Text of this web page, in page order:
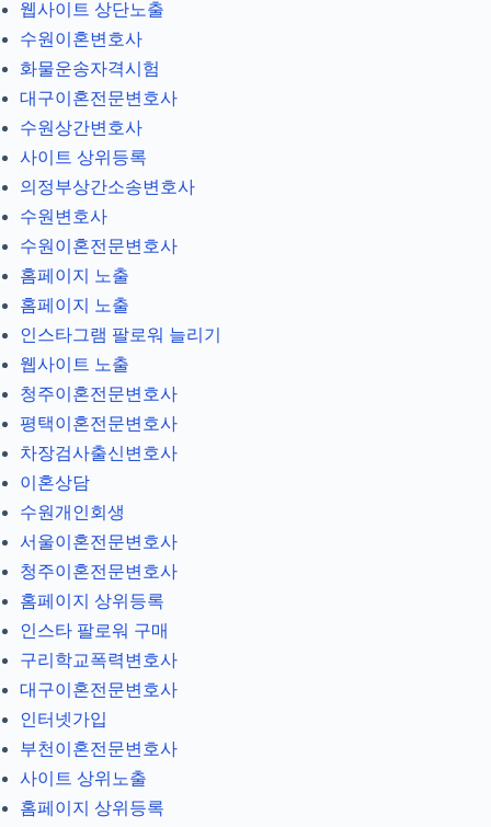
웹사이트 상단노출
수원이혼변호사
화물운송자격시험
대구이혼전문변호사
수원상간변호사
사이트 상위등록
의정부상간소송변호사
수원변호사
수원이혼전문변호사
홈페이지 노출
홈페이지 노출
인스타그램 팔로워 늘리기
웹사이트 노출
청주이혼전문변호사
평택이혼전문변호사
차장검사출신변호사
이혼상담
수원개인회생
서울이혼전문변호사
청주이혼전문변호사
홈페이지 상위등록
인스타 팔로워 구매
구리학교폭력변호사
대구이혼전문변호사
인터넷가입
부천이혼전문변호사
사이트 상위노출
홈페이지 상위등록